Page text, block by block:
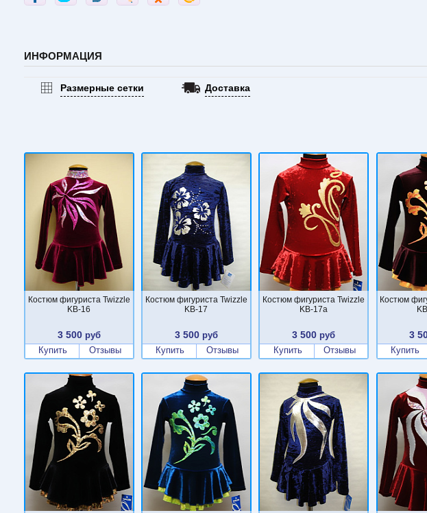
ИНФОРМАЦИЯ
Размерные сетки Доставка
Костюм фигуриста Twizzle
KB-16
3 500руб
Купить
Отзывы
Костюм фигуриста Twizzle
KB-17
3 500руб
Купить
Отзывы
Костюм фигуриста Twizzle
KB-17a
3 500 руб
Купить
Отзывы
Костюм
3
Купить